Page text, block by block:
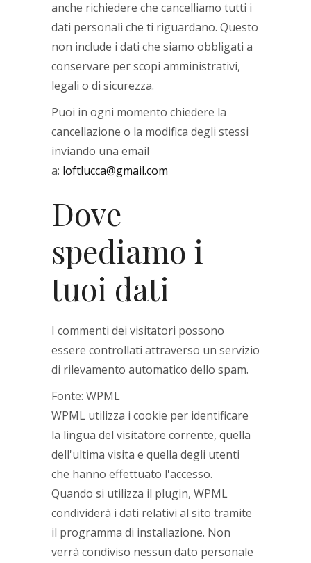
anche richiedere che cancelliamo tutti i
dati personali che ti riguardano. Questo
non include i dati che siamo obbligati a
conservare per scopi amministrativi,
legali o di sicurezza.
Puoi in ogni momento chiedere la
cancellazione o la modifica degli stessi
inviando una email
a: loftlucca@gmail.com
Dove
spediamo i
tuoi dati
I commenti dei visitatori possono
essere controllati attraverso un servizio
di rilevamento automatico dello spam.
Fonte: WPML
WPML utilizza i cookie per identificare
la lingua del visitatore corrente, quella
dell'ultima visita e quella degli utenti
che hanno effettuato l'accesso.
Quando si utilizza il plugin, WPML
condividerà i dati relativi al sito tramite
il programma di installazione. Non
verrà condiviso nessun dato personale